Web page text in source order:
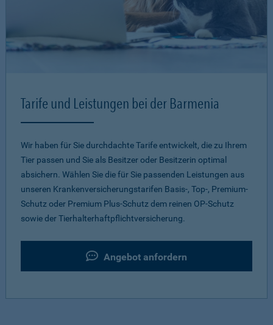
Tarife und Leistungen bei der Barmenia
Wir haben für Sie durchdachte Tarife entwickelt, die zu Ihrem
Tier passen und Sie als Besitzer oder Besitzerin optimal
absichern. Wählen Sie die für Sie passenden Leistungen aus
unseren Krankenversicherungstarifen Basis-, Top-, Premium-
Schutz oder Premium Plus-Schutz dem reinen OP-Schutz
sowie der Tierhalterhaftpflichtversicherung.
Angebot anfordern